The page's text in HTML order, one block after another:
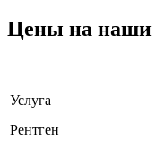
Цены на наши
Услуга
Рентген